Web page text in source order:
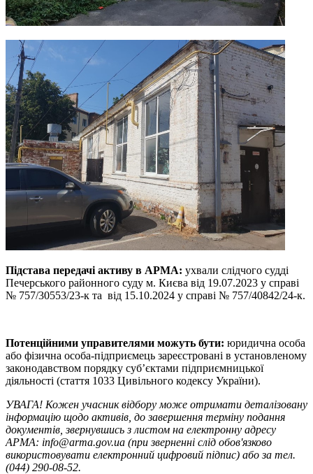
Підстава передачі активу в АРМА: ухвали слідчого судді
Печерського районного суду м. Києва від 19.07.2023 у справі
№ 757/30553/23-к та від 15.10.2024 у справі № 757/40842/24-к.
Потенційними управителями можуть бути: юридична особа
або фізична особа-підприємець зареєстровані в установленому
законодавством порядку суб’єктами підприємницької
діяльності (стаття 1033 Цивільного кодексу України).
УВАГА! Кожен учасник відбору може отримати деталізовану
інформацію щодо активів, до завершення терміну подання
документів, звернувшись з листом на електронну адресу
АРМА: info@arma.gov.ua (при зверненні слід обов'язково
використовувати електронний цифровий підпис) або за тел.
(044) 290-08-52.